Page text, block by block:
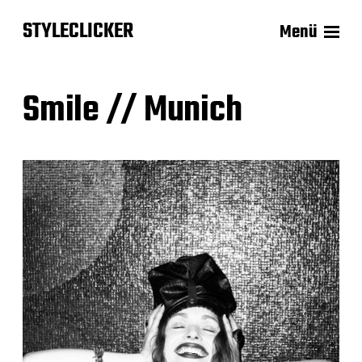
STYLECLICKER Menü
Smile // Munich